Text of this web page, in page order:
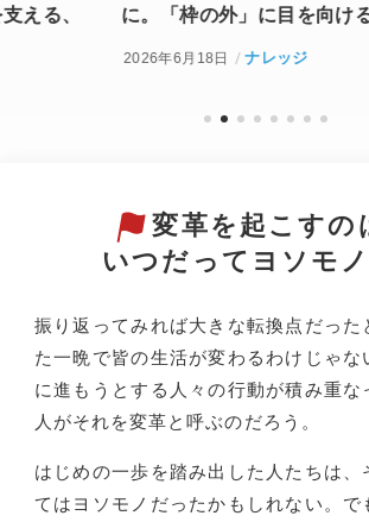
に。「枠の外」に目を向けるとい
2026年6月18日 ナレッジ
変革を起こすの
いつだってヨソモノ
振り返ってみれば大きな転換点だった
た一晩で皆の生活が変わるわけじゃな
に進もうとする人々の行動が積み重な
人がそれを変革と呼ぶのだろう。
はじめの一歩を踏み出した人たちは、
てはヨソモノだったかもしれない。で